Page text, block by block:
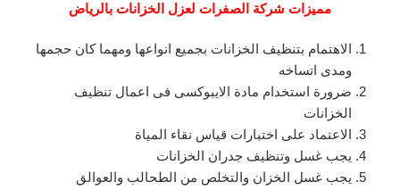
مميزات شركة الصفرات لعزل الخزانات بالرياض
الاهتمام بتنظيف الخزانات بجميع انواعها ومهما كان حجمها
ومدى اتساخه
ضرورة استخدام مادة الايبوكسى فى اعمال تنظيف
الخزانات
الاعتماد على اختبارات قياس نقاء المياة
يجب غسل وتنظيف جدران الخزانات
يجب غسل الخزان والتخلص من الطحالب والعوالق